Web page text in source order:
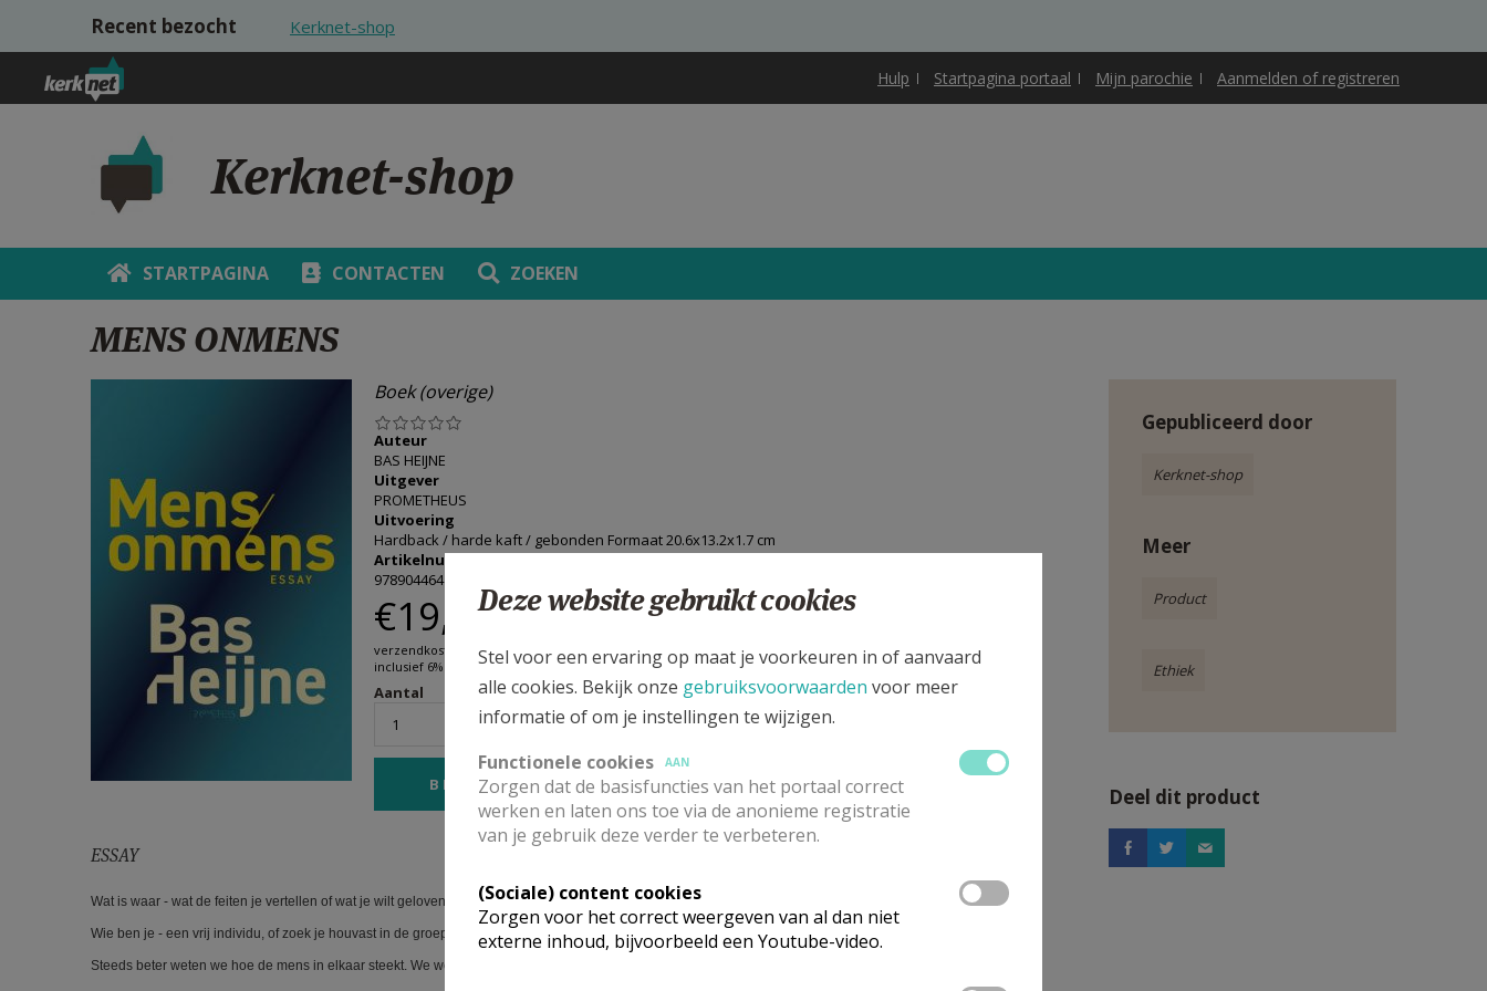
Overslaan en naar de inhoud gaan
Recent bezocht Kerknet-shop
Hulp Startpagina portaal Mijn parochie Aanmelden of registreren
Kerknet-shop
STARTPAGINA CONTACTEN ZOEKEN
MENS ONMENS
Boek (overige)
Auteur
BAS HEIJNE
Uitgever
PROMETHEUS
Uitvoering
Hardback / harde kaft / gebonden Formaat 20.6x13.2x1.7 cm
Artikelnummer (ISBN)
9789044641479
€19,19
verzendkosten niet inbegrepen
inclusief 6% btw
Aantal
ESSAY
Wat is waar - wat de feiten je vertellen of wat je wilt geloven?
Wie ben je - een vrij individu, of zoek je houvast in de groep tegen de rest?
Steeds beter weten we hoe de mens in elkaar steekt. We weten waarom we geneigd zijn in hokjes te denken, waarom we liever verbroederen met mensen die
Gepubliceerd door
Kerknet-shop
Meer
Product
Ethiek
Deel dit product
Deze website gebruikt cookies
Stel voor een ervaring op maat je voorkeuren in of aanvaard
alle cookies. Bekijk onze gebruiksvoorwaarden voor meer
informatie of om je instellingen te wijzigen.
Functionele cookies
AAN
Zorgen dat de basisfuncties van het portaal correct
werken en laten ons toe via de anonieme registratie
van je gebruik deze verder te verbeteren.
(Sociale) content cookies
Zorgen voor het correct weergeven van al dan niet
externe inhoud, bijvoorbeeld een Youtube-video.